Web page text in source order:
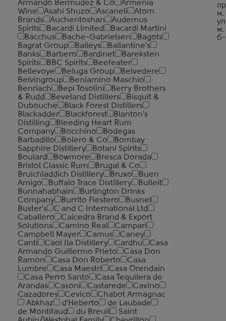
Armando Bermudez & Co
Armenia
Wine
Asahi Shuzo Ascaneli
Atom
Brands
Auchentoshan
Audemus
Spirits
Bacardi Limited
Bacardi Martini
Bacchus
Bache-Gabrielsen
Bagots
Bagrat Group
Baileys
Ballantine's
Banks
Barbero Bardinet
Bareksten
Spirits
BBC Spirits
Beefeater
Bellevoye
Beluga Group
Belvedere
Belvingroup
Beniamino Maschio
Benriach
Bepi Tosolini
Berry Brothers
& Rudd
Beveland Distillers
Bisquit &
Dubouche
Black Forest Distillers
Blackadder
Blackforest
Blanton's
Distilling
Bleeding Heart Rum
Company
Bocchino
Bodegas
Barbadillo
Bolero & Co
Bombay
Sapphire Distillery
Botani Spirits
Boulard
Bowmore
Bresca Dorada
Bristol Classic Rum
Brugal & Co
Bruichladdich Distillery
Bruxo
Buen
Amigo
Buffalo Trace Distillery
Bulleit
Bunnahabhain
Burlington Drinks
Company
Burrito Fiestero
Busnel
Buster's
C and C International Ltd
Caballero
Caicedra Brand & Export
Solutions
Camino Real
Campari
Campbell Mayer
Camus
Caney
Canti
Caol Ila Distillery Cardhu
Casa
Armando Guillermo Prieto
Casa Don
Ramon
Casa Don Roberto
Casa
Lumbre
Casa Maestri
Casa Orendain
Casa Perro Santo
Casa Tequilera de
Arandas
Casoni Castarede
Cavino
Cazadores
Cevico
Chabot Armagnac
Abkhaz
d'Heberto
de Laubade
de Montifaud
du Breuil
Saint
м.
м.